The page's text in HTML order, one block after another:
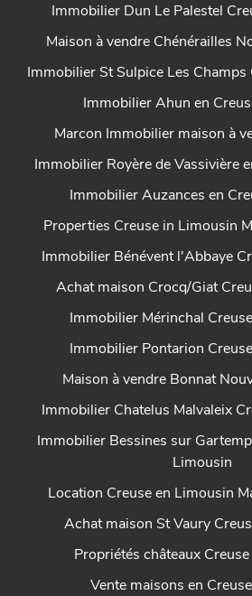
Immobilier Dun Le Palestel
Maison à vendre Chénérailles
Immobilier St Sulpice Les Champs
Immobilier Ahun en
Marcon Immobilier maison à
Immobilier Royère de Vassivière
Immobilier Auzances en
Properties Creuse in Limousin
Immobilier Bénévent l'Abbaye
Achat maison Crocq/Giat
Immobilier Mérinchal
Immobilier Pontarion
Maison à vendre Bonnat
Immobilier Chatelus Malvaleix
Immobilier Bessines sur
Limousin
Location Creuse en Limousin
Achat maison St Vaury
Propriétés châteaux
Vente maisons en